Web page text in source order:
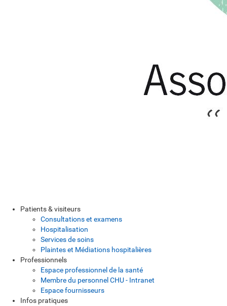
Patients & visiteurs
Consultations et examens
Hospitalisation
Services de soins
Plaintes et Médiations hospitalières
Professionnels
Espace professionnel de la santé
Membre du personnel CHU - Intranet
Espace fournisseurs
Infos pratiques